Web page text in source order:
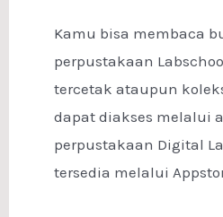
Kamu bisa membaca
perpustakaan
tercetak ataupun
dapat diakses melalui
perpustakaan Digital
tersedia melalui